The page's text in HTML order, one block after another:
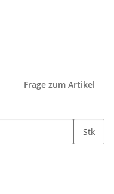
Frage zum Artikel
Stk